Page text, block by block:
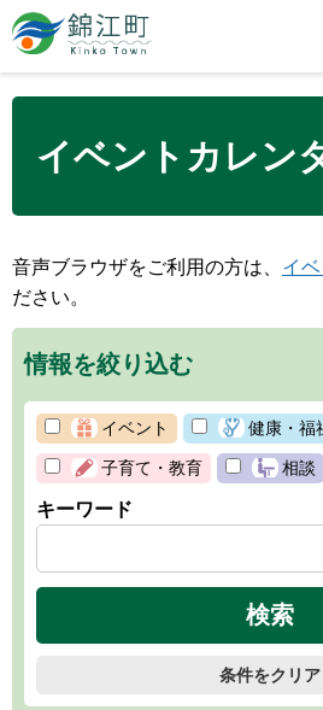
錦江町 Kinko
Town
イベントカレン
音声ブラウザをご利用の方は、 イ
ださい。
情報を絞り込む
イベント 健康・福
子育て・教育 相談
キーワード
条件をクリア